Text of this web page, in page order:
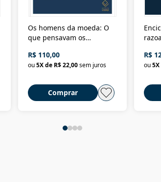
Os homens da moeda: O
que pensavam os
Nova República (1985-
2018)
R$ 110,00
ou5X de R$ 22,00sem juros
Comprar
R$
ou5